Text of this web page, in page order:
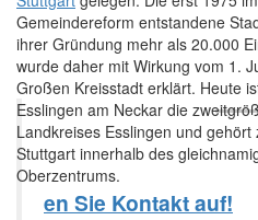
Gemeindereform entstandene
ihrer Gründung mehr als 20.000
wurde daher mit Wirkung vom 1.
Großen Kreisstadt erklärt. Heute
Esslingen am Neckar die
Landkreises Esslingen und gehört
Stuttgart innerhalb des
Oberzentrums.
en Sie Kontakt auf!